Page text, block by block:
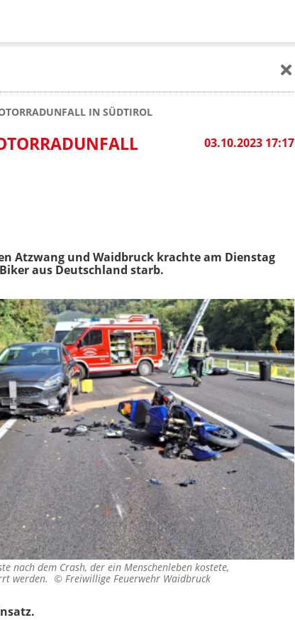
IN SÜDTIROL
03.10.2023 17:17
Atzwang und Waidbruck krachte am Dienstag
aus Deutschland starb.
nach dem Crash, der ein Menschenleben kostete,
werden. © Freiwillige Feuerwehr Waidbruck